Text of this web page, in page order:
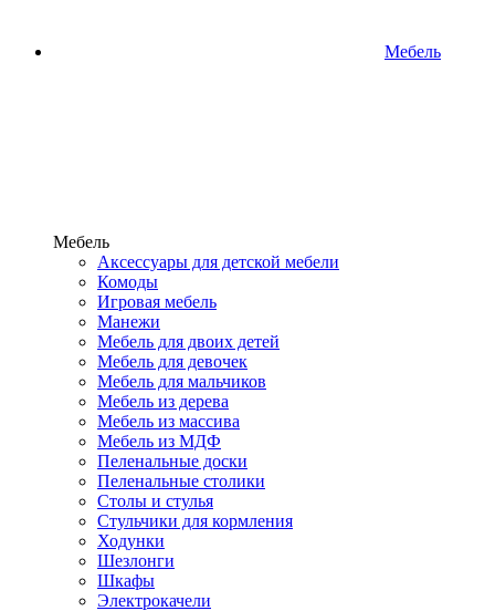
Мебель
Мебель
Аксессуары для детской мебели
Комоды
Игровая мебель
Манежи
Мебель для двоих детей
Мебель для девочек
Мебель для мальчиков
Мебель из дерева
Мебель из массива
Мебель из МДФ
Пеленальные доски
Пеленальные столики
Столы и стулья
Стульчики для кормления
Ходунки
Шезлонги
Шкафы
Электрокачели